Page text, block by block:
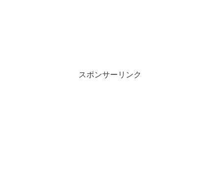
スポンサーリンク